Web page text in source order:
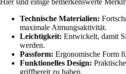
Technische Materialien:
maximale Atmungsaktivität.
Leichtigkeit: Entwickelt, damit
werden.
Passform: Ergonomische Form
Funktionelles Design:
griffbereit zu haben.